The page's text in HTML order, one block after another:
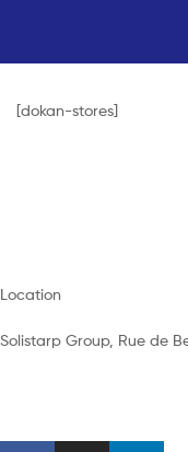
[dokan-stores]
Location
Solistarp Group, Rue de